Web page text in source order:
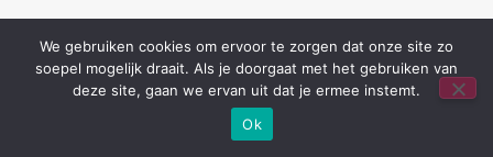
We gebruiken cookies om ervoor te zorgen dat onze site zo
soepel mogelijk draait. Als je doorgaat met het gebruiken van
deze site, gaan we ervan uit dat je ermee instemt.
Ok